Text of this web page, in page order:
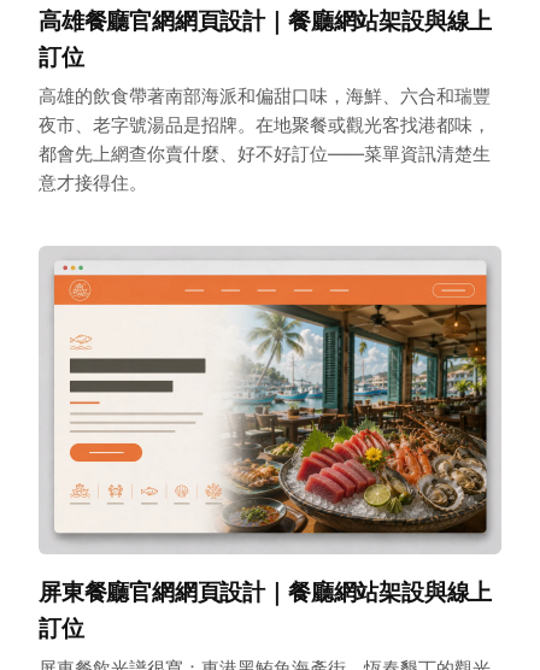
高雄餐廳官網網頁設計｜餐廳網站架設與線上
訂位
高雄的飲食帶著南部海派和偏甜口味，海鮮、六合和瑞豐
夜市、老字號湯品是招牌。在地聚餐或觀光客找港都味，
都會先上網查你賣什麼、好不好訂位——菜單資訊清楚生
意才接得住。
屏東餐廳官網網頁設計｜餐廳網站架設與線上
訂位